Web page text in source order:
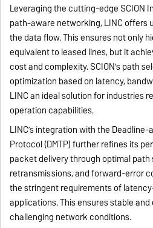
Leveraging the cutting-edge SCION
path-aware networking, LINC offers
the data flow. This ensures not only
equivalent to leased lines, but it
cost and complexity. SCION’s path
optimization based on latency,
LINC an ideal solution for industries
operation capabilities.
LINC’s integration with the
Protocol (DMTP) further refines its
packet delivery through optimal
retransmissions, and forward-error
the stringent requirements of
applications. This ensures stable
challenging network conditions.